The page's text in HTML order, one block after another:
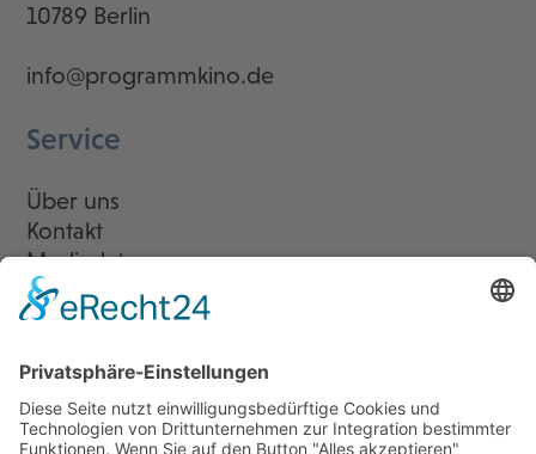
10789 Berlin
info@programmkino.de
Service
Über uns
Kontakt
Mediadaten
Newsletter
LogIn
Legal
Impressum